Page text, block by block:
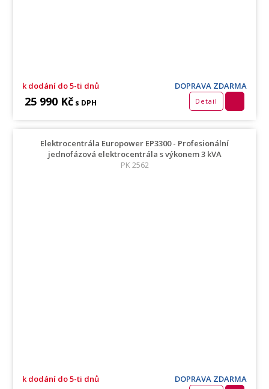
k dodání do 5-ti dnů DOPRAVA ZDARMA
25 990 Kč s DPH Detail
Elektrocentrála Europower EP3300 - Profesionální
jednofázová elektrocentrála s výkonem 3 kVA
PK 2562
k dodání do 5-ti dnů DOPRAVA ZDARMA